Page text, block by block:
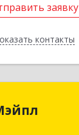
заявку
контакты
заявку
Назад